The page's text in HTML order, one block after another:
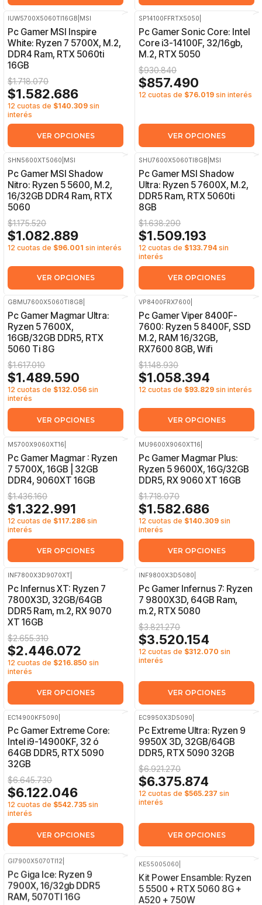
IUW5700X5060TI16GB MSI
Pc Gamer MSI Inspire
White: Ryzen 7 5700X, M.2,
DDR4 Ram, RTX 5060ti
16GB
$1.718.070
$1.582.686
12 cuotas de $140.309 sin
interés
VER OPCIONES
SP14100FFRTX5050
Pc Gamer Sonic Core: Intel
Core i3-14100F, 32/16gb,
M.2, RTX 5050
$930.840
$857.490
12 cuotas de $76.019 sin interés
VER OPCIONES
SHN5600XT5060 MSI
Pc Gamer MSI Shadow
Nitro: Ryzen 5 5600, M.2,
16/32GB DDR4 Ram, RTX
5060
$1.175.520
$1.082.889
12 cuotas de $96.001 sin interés
VER OPCIONES
SHU7600X5060TI8GB MSI
Pc Gamer MSI Shadow
Ultra: Ryzen 5 7600X, M.2,
DDR5 Ram, RTX 5060ti
8GB
$1.638.290
$1.509.193
12 cuotas de $133.794 sin
interés
VER OPCIONES
GBMU7600X5060TI8GB
Pc Gamer Magmar Ultra:
Ryzen 5 7600X,
16GB/32GB DDR5, RTX
5060 Ti 8G
$1.617.010
$1.489.590
12 cuotas de $132.056 sin
interés
VER OPCIONES
VP8400FRX7600
Pc Gamer Viper 8400F-
7600: Ryzen 5 8400F, SSD
M.2, RAM 16/32GB,
RX7600 8GB, Wifi
$1.148.930
$1.058.394
12 cuotas de $93.829 sin interés
VER OPCIONES
M5700X9060XT16
Pc Gamer Magmar : Ryzen
7 5700X, 16GB | 32GB
DDR4, 9060XT 16GB
$1.436.160
$1.322.991
12 cuotas de $117.286 sin
interés
VER OPCIONES
MU9600X9060XT16
Pc Gamer Magmar Plus:
Ryzen 5 9600X, 16G/32GB
DDR5, RX 9060 XT 16GB
$1.718.070
$1.582.686
12 cuotas de $140.309 sin
interés
VER OPCIONES
INF7800X3D9070XT
Pc Infernus XT: Ryzen 7
7800X3D, 32GB/64GB
DDR5 Ram, m.2, RX 9070
XT 16GB
$2.655.310
$2.446.072
12 cuotas de $216.850 sin
interés
VER OPCIONES
INF9800X3D5080
Pc Gamer Infernus 7: Ryzen
7 9800X3D, 64GB Ram,
m.2, RTX 5080
$3.821.270
$3.520.154
12 cuotas de $312.070 sin
interés
VER OPCIONES
EC14900KF5090
Pc Gamer Extreme Core:
Intel i9-14900KF, 32 ó
64GB DDR5, RTX 5090
32GB
$6.645.730
$6.122.046
12 cuotas de $542.735 sin
interés
VER OPCIONES
EC9950X3D5090
Pc Extreme Ultra: Ryzen 9
9950X 3D, 32GB/64GB
DDR5, RTX 5090 32GB
$6.921.270
$6.375.874
12 cuotas de $565.237 sin
interés
VER OPCIONES
-16%OFF
GI7900X5070TI12|
Pc Giga Ice: Ryzen 9
7900X, 16/32gb DDR5
RAM, 5070TI 16G
-21%OFF
|
Kit Power Ensamble: Ryzen
5 5500 + RTX 5060 8G +
A520 + 750W